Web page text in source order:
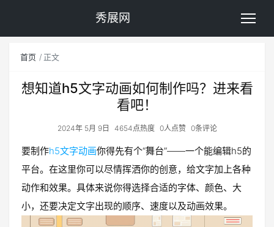
秀展网
首页 正文
想知道h5文字动画如何制作吗？进来看
看吧！
2024年 5月 9日 4654点热度 0人点赞 0条评论
要制作h5文字动画你得先有个“舞台”——一个能编辑h5的
平台。在这里你可以尽情挥洒你的创意，给文字加上各种
动作和效果。具体来说你得选择合适的字体、颜色、大
小，还要决定文字出现的顺序、速度以及动画效果。